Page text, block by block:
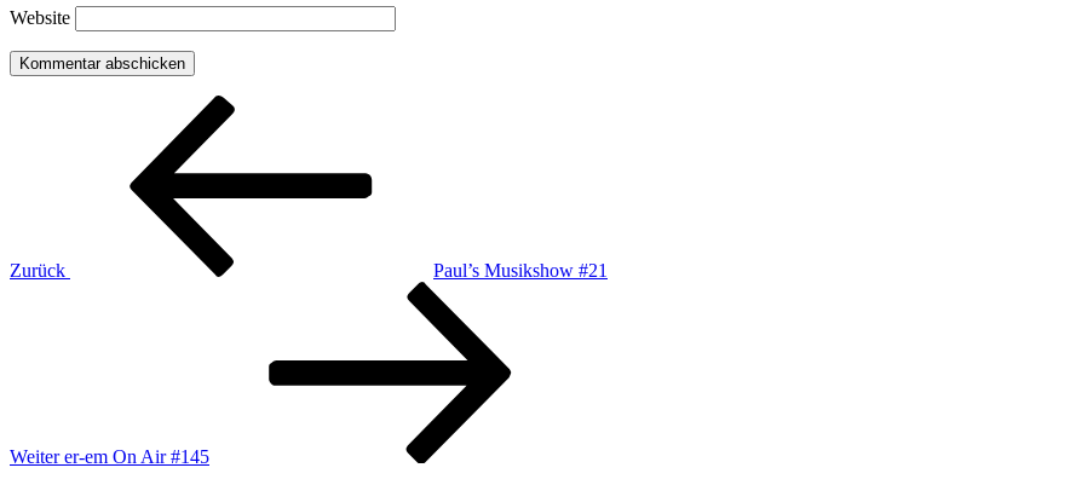
Website
Beitragsnavigation
Zurück
Paul’s Musikshow #21
Weiter er-em On Air #145